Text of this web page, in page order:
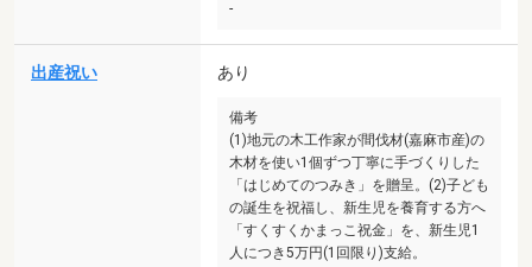
-
出産祝い あり
備考
(1)地元の木工作家が間伐材(嘉麻市産)の
木材を使い1個ずつ丁寧に手づくりした
「はじめてのつみき」を贈呈。(2)子ども
の誕生を祝福し、新生児を養育する方へ
「すくすくかまっこ祝金」を、新生児1
人につき5万円(1回限り)支給。